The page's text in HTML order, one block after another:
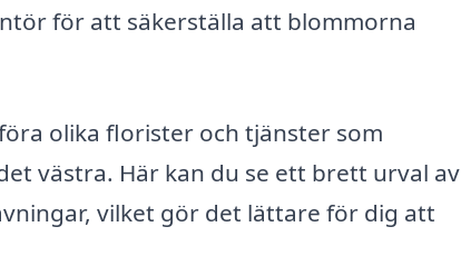
för att säkerställa att blommorna
olika florister och tjänster som
västra. Här kan du se ett brett urval av
vilket gör det lättare för dig att